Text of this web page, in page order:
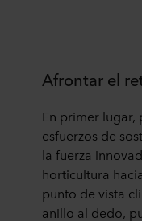
Afrontar el
En primer lugar,
esfuerzos de
la fuerza
horticultura
punto de vista
anillo al dedo,